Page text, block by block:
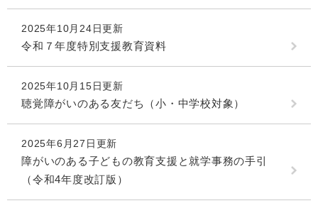
2025年10月24日更新
令和７年度特別支援教育資料
2025年10月15日更新
聴覚障がいのある友だち（小・中学校対象）
2025年6月27日更新
障がいのある子どもの教育支援と就学事務の手引
（令和4年度改訂版）